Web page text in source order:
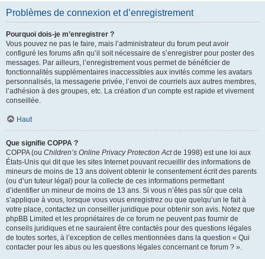
Problèmes de connexion et d’enregistrement
Pourquoi dois-je m’enregistrer ?
Vous pouvez ne pas le faire, mais l’administrateur du forum peut avoir
configuré les forums afin qu’il soit nécessaire de s’enregistrer pour poster des
messages. Par ailleurs, l’enregistrement vous permet de bénéficier de
fonctionnalités supplémentaires inaccessibles aux invités comme les avatars
personnalisés, la messagerie privée, l’envoi de courriels aux autres membres,
l’adhésion à des groupes, etc. La création d’un compte est rapide et vivement
conseillée.
Haut
Que signifie COPPA ?
COPPA (ou Children’s Online Privacy Protection Actde 1998) est une loi aux
États-Unis qui dit que les sites Internet pouvant recueillir des informations de
mineurs de moins de 13 ans doivent obtenir le consentement écrit des parents
(ou d’un tuteur légal) pour la collecte de ces informations permettant
d’identifier un mineur de moins de 13 ans. Si vous n’êtes pas sûr que cela
s’applique à vous, lorsque vous vous enregistrez ou que quelqu’un le fait à
votre place, contactez un conseiller juridique pour obtenir son avis. Notez que
phpBB Limited et les propriétaires de ce forum ne peuvent pas fournir de
conseils juridiques et ne sauraient être contactés pour des questions légales
de toutes sortes, à l’exception de celles mentionnées dans la question « Qui
contacter pour les abus ou les questions légales concernant ce forum ? ».